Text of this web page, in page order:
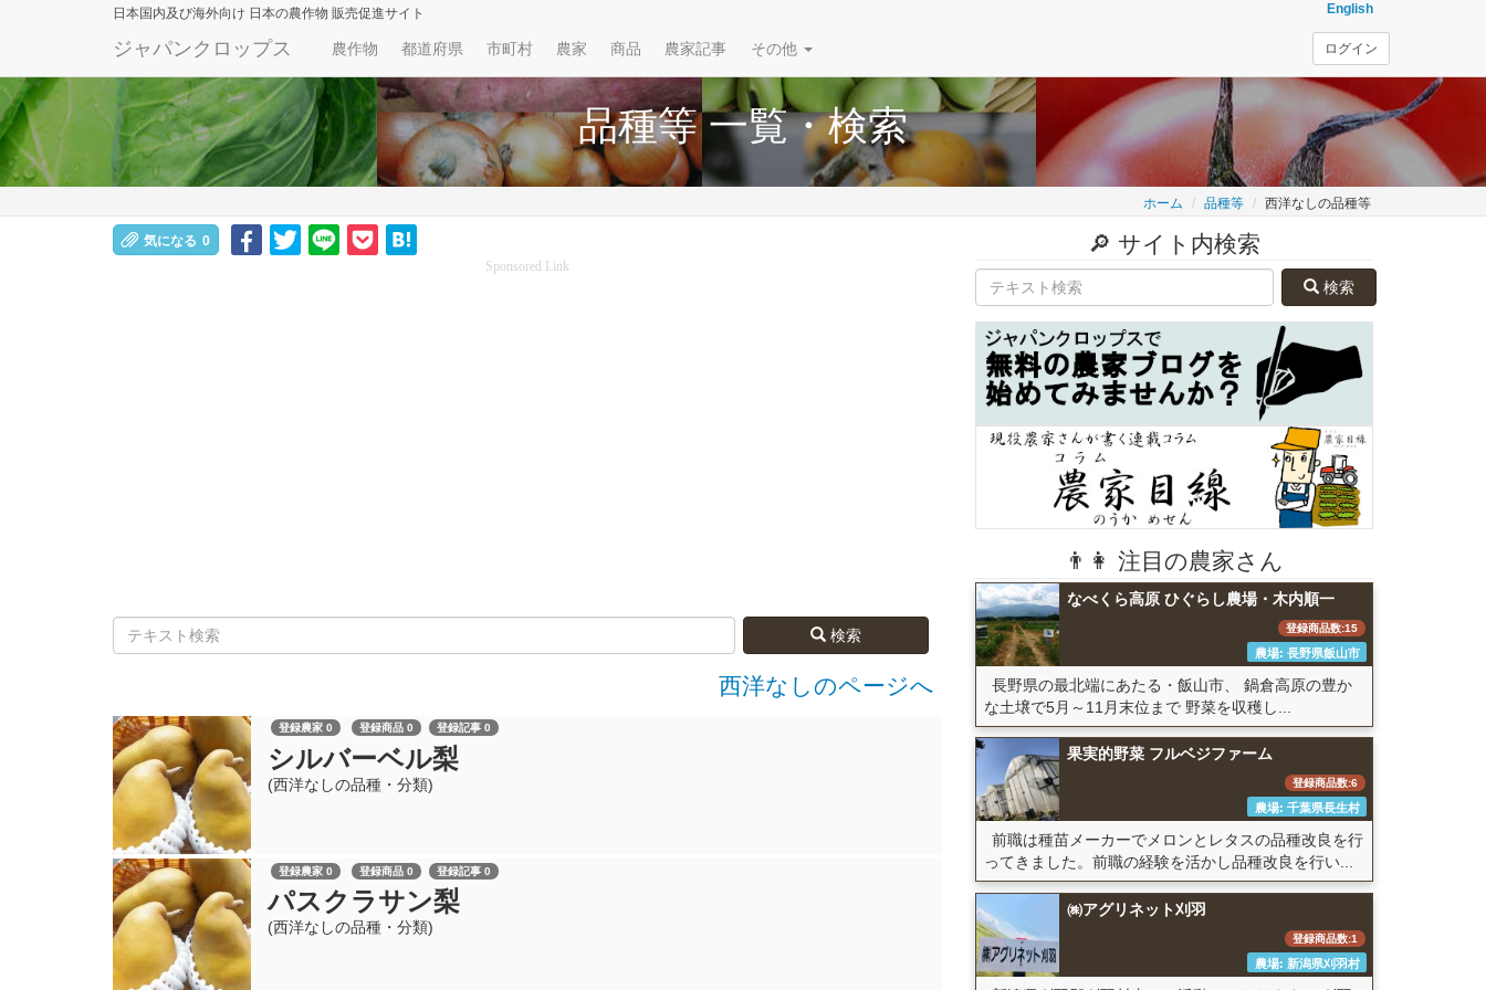
日本国内及び海外向け 日本の農作物 販売促進サイト English
ジャパンクロップス 農作物 都道府県 市町村 農家 商品 農家記事 その他 ログイン
品種等 一覧・検索
ホーム 品種等 西洋なしの品種等
気になる 0
Sponsored Link
検索
西洋なしのページへ
登録農家 0 登録商品 0 登録記事 0
シルバーベル梨
(西洋なしの品種・分類)
登録農家 0 登録商品 0 登録記事 0
パスクラサン梨
(西洋なしの品種・分類)
🔎 サイト内検索
検索
👨👩 注目の農家さん
なべくら高原 ひぐらし農場・木内順一
登録商品数:15
農場: 長野県飯山市
長野県の最北端にあたる・飯山市、 鍋倉高原の豊か
な土壌で5月～11月末位まで 野菜を収穫し...
果実的野菜 フルベジファーム
登録商品数:6
農場: 千葉県長生村
前職は種苗メーカーでメロンとレタスの品種改良を行
ってきました。前職の経験を活かし品種改良を行い...
㈱アグリネット刈羽
登録商品数:1
農場: 新潟県刈羽村